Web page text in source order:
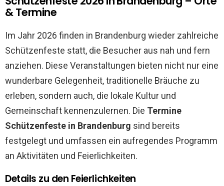
& Termine
Im Jahr 2026 finden in Brandenburg wieder zahlreiche
Schützenfeste statt, die Besucher aus nah und fern
anziehen. Diese Veranstaltungen bieten nicht nur eine
wunderbare Gelegenheit, traditionelle Bräuche zu
erleben, sondern auch, die lokale Kultur und
Gemeinschaft kennenzulernen. Die Termine
Schützenfeste in Brandenburg sind bereits
festgelegt und umfassen ein aufregendes Programm
an Aktivitäten und Feierlichkeiten.
Details zu den Feierlichkeiten